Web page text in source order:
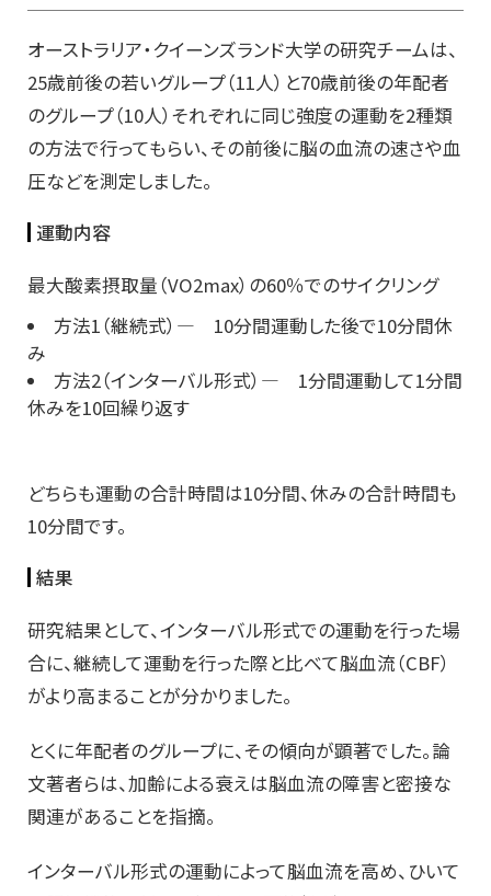
オーストラリア・クイーンズランド大学の研究チームは、
25歳前後の若いグループ（11人）と70歳前後の年配者
のグループ（10人）それぞれに同じ強度の運動を2種類
の方法で行ってもらい、その前後に脳の血流の速さや血
圧などを測定しました。
運動内容
最大酸素摂取量（VO2max）の60％でのサイクリング
方法1（継続式）― 10分間運動した後で10分間休
み
方法2（インターバル形式）― 1分間運動して1分間
休みを10回繰り返す
どちらも運動の合計時間は10分間、休みの合計時間も
10分間です。
結果
研究結果として、インターバル形式での運動を行った場
合に、継続して運動を行った際と比べて脳血流（CBF）
がより高まることが分かりました。
とくに年配者のグループに、その傾向が顕著でした。論
文著者らは、加齢による衰えは脳血流の障害と密接な
関連があることを指摘。
インターバル形式の運動によって脳血流を高め、ひいて